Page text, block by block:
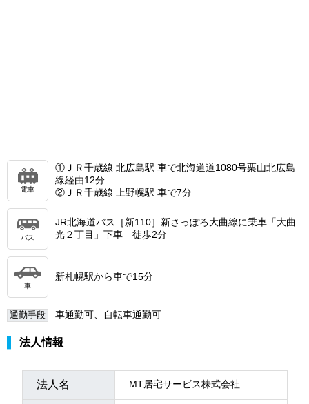
電車
①ＪＲ千歳線 北広島駅 車で北海道道1080号栗山北広島
線経由12分
②ＪＲ千歳線 上野幌駅 車で7分
バス
JR北海道バス［新110］新さっぽろ大曲線に乗車「大曲
光２丁目」下車 徒歩2分
車
新札幌駅から車で15分
通勤手段 車通勤可、自転車通勤可
法人情報
法人名 MT居宅サービス株式会社